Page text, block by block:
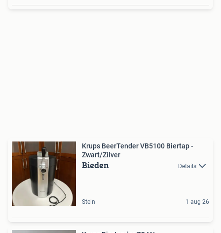
Krups BeerTender VB5100 Biertap -
Zwart/Zilver
Bieden Details
Stein 1 aug 26